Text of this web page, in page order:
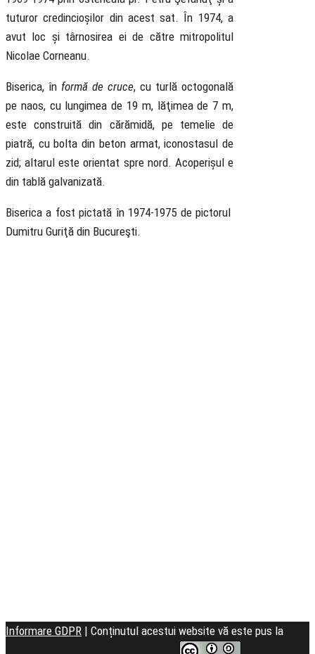
tuturor credincioșilor din acest sat. În 1974, a
avut loc și târnosirea ei de către mitropolitul
Nicolae Corneanu.
Biserica, în formă de cruce, cu turlă octogonală
pe naos, cu lungimea de 19 m, lăţimea de 7 m,
este construită din cărămidă, pe temelie de
piatră, cu bolta din beton armat, iconostasul de
zid; altarul este orientat spre nord. Acoperișul e
din tablă galvanizată.
Biserica a fost pictată în 1974-1975 de pictorul
Dumitru Guriţă din Bucureşti.
Informare GDPR | Conținutul acestui website vă este pus la